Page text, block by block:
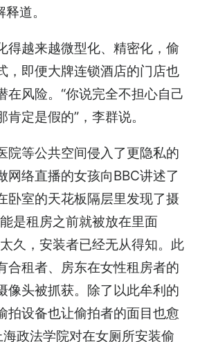
释道。
得越来越微型化、精密化，偷
，即便大牌连锁酒店的门店也
在风险。“你说完全不担心自己
定是假的”，李群说。
院等公共空间侵入了更隐私的
网络直播的女孩向BBC讲述了
卧室的天花板隔层里发现了摄
是租房之前就被放在里面
久，安装者已经无从得知。此
合租者、房东在女性租房者的
像头被抓获。除了以此牟利的
拍设备也让偷拍者的面目也愈
政法学院对在女厕所安装偷